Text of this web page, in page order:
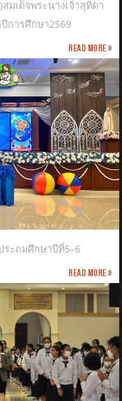
เด็จพระนางเจ้าสุทิดา
การศึกษา2569
Read more »
ระถมศึกษาปีที่5–6
Read more »